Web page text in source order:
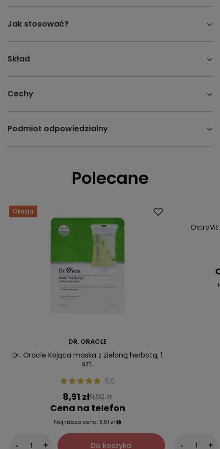
Jak stosować?
Skład
Cechy
Podmiot odpowiedzialny
Polecane
Okazja
DR. ORACLE
Dr. Oracle Kojąca maska z zieloną herbatą, 1
szt.
5.0
8,91 zł9,90 zł
Cena na telefon
Najniższa cena: 8,91 zł
- + Do koszyka - +